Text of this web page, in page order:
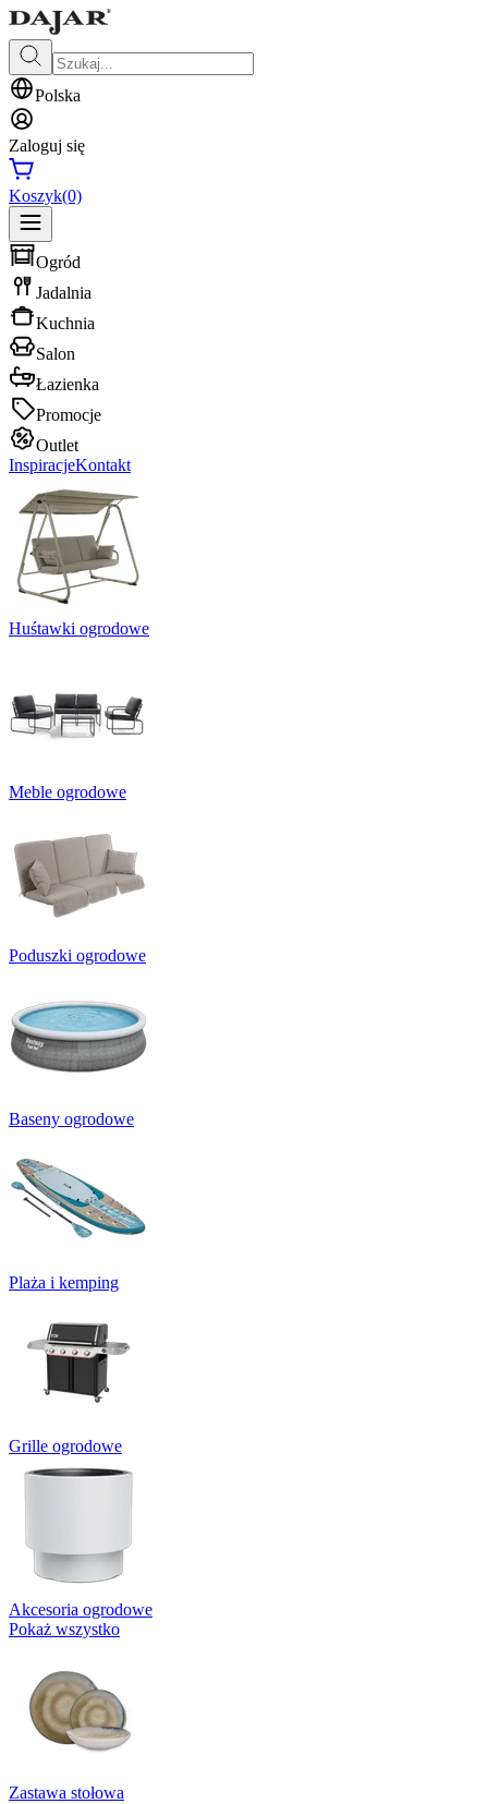
Polska
Zaloguj się
Koszyk(0)
Ogród
Jadalnia
Kuchnia
Salon
Łazienka
Promocje
Outlet
InspiracjeKontakt
Huśtawki ogrodowe
Meble ogrodowe
Poduszki ogrodowe
Baseny ogrodowe
Plaża i kemping
Grille ogrodowe
Akcesoria ogrodowe
Pokaż wszystko
Zastawa stołowa